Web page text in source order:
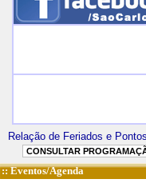
Relação de Feriados e
::Eventos/Agenda